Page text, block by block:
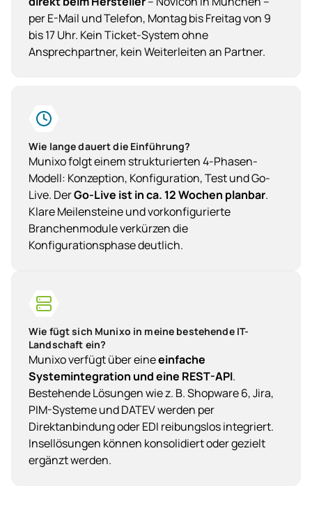
per E-Mail und Telefon, Montag bis Freitag von 9
bis 17 Uhr. Kein Ticket-System ohne
Ansprechpartner, kein Weiterleiten an Partner.
Wie lange dauert die Einführung?
Munixo folgt einem strukturierten 4-Phasen-
Modell: Konzeption, Konfiguration, Test und Go-
Live. DerGo-Live ist in ca. 12 Wochen planbar.
Klare Meilensteine und vorkonfigurierte
Branchenmodule verkürzen die
Konfigurationsphase deutlich.
Wie fügt sich Munixo in meine bestehende IT-
Landschaft ein?
Munixo verfügt über eineeinfache
Systemintegration und eine REST-API.
Bestehende Lösungen wie z. B. Shopware 6, Jira,
PIM-Systeme und DATEV werden per
Direktanbindung oder EDI reibungslos integriert.
Insellösungen können konsolidiert oder gezielt
ergänzt werden.